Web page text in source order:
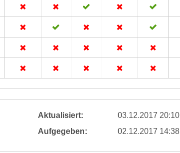
Aktualisiert:
03.12.2017 20:10
Aufgegeben: 02.12.2017 14:38